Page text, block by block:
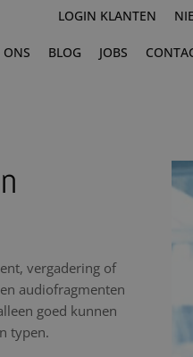
LOGIN KLANTEN
ONS BLOG JOBS
vergadering of
audiofragmenten
goed kunnen
typen.